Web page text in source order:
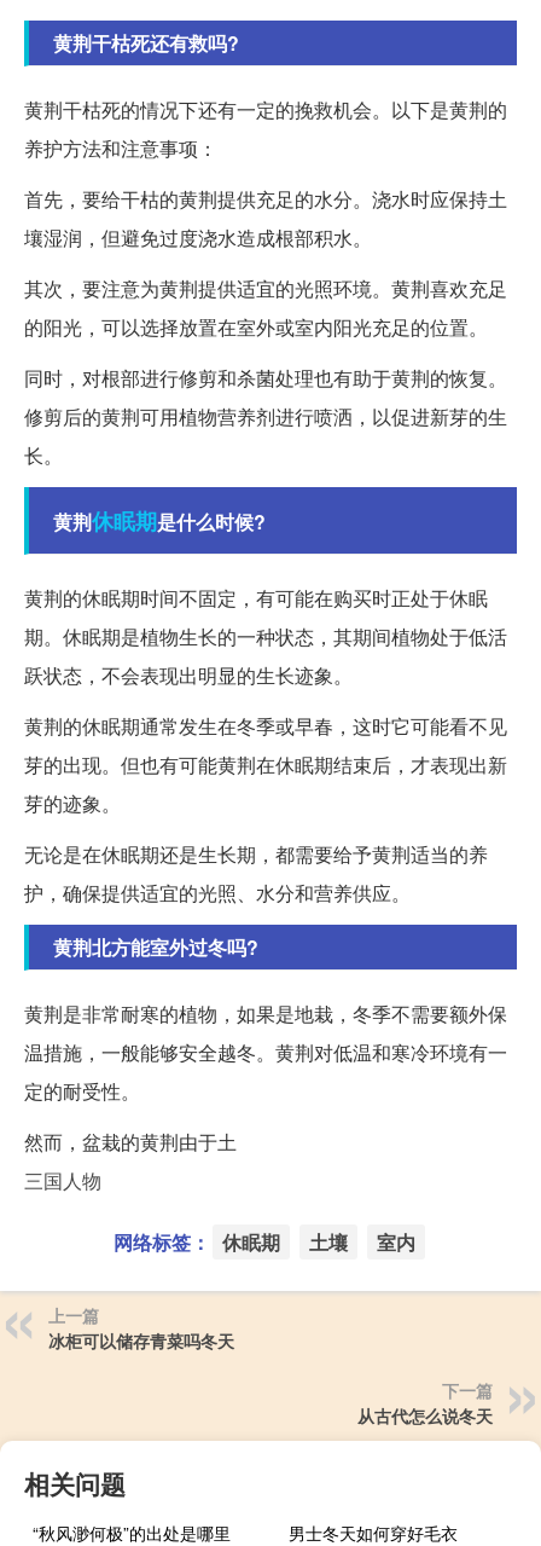
黄荆干枯死还有救吗?
黄荆干枯死的情况下还有一定的挽救机会。以下是黄荆的
养护方法和注意事项：
首先，要给干枯的黄荆提供充足的水分。浇水时应保持土
壤湿润，但避免过度浇水造成根部积水。
其次，要注意为黄荆提供适宜的光照环境。黄荆喜欢充足
的阳光，可以选择放置在室外或室内阳光充足的位置。
同时，对根部进行修剪和杀菌处理也有助于黄荆的恢复。
修剪后的黄荆可用植物营养剂进行喷洒，以促进新芽的生
长。
黄荆休眠期是什么时候?
黄荆的休眠期时间不固定，有可能在购买时正处于休眠
期。休眠期是植物生长的一种状态，其期间植物处于低活
跃状态，不会表现出明显的生长迹象。
黄荆的休眠期通常发生在冬季或早春，这时它可能看不见
芽的出现。但也有可能黄荆在休眠期结束后，才表现出新
芽的迹象。
无论是在休眠期还是生长期，都需要给予黄荆适当的养
护，确保提供适宜的光照、水分和营养供应。
黄荆北方能室外过冬吗?
黄荆是非常耐寒的植物，如果是地栽，冬季不需要额外保
温措施，一般能够安全越冬。黄荆对低温和寒冷环境有一
定的耐受性。
然而，盆栽的黄荆由于土
三国人物
网络标签： 休眠期 土壤 室内
上一篇
冰柜可以储存青菜吗冬天
下一篇
从古代怎么说冬天
相关问题
“秋风渺何极”的出处是哪里
男士冬天如何穿好毛衣